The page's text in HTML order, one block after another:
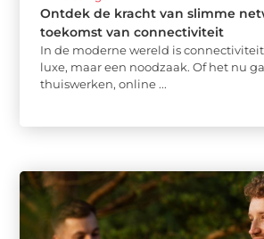
Ontdek de kracht van slimme
toekomst van connectiviteit
In de moderne wereld is
luxe, maar een noodzaak. Of het nu
thuiswerken, online ...